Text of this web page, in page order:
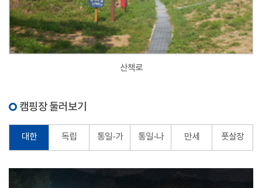
산책로
캠핑장 둘러보기
대한 독립 통일-가 통일-나 만세 풋살장